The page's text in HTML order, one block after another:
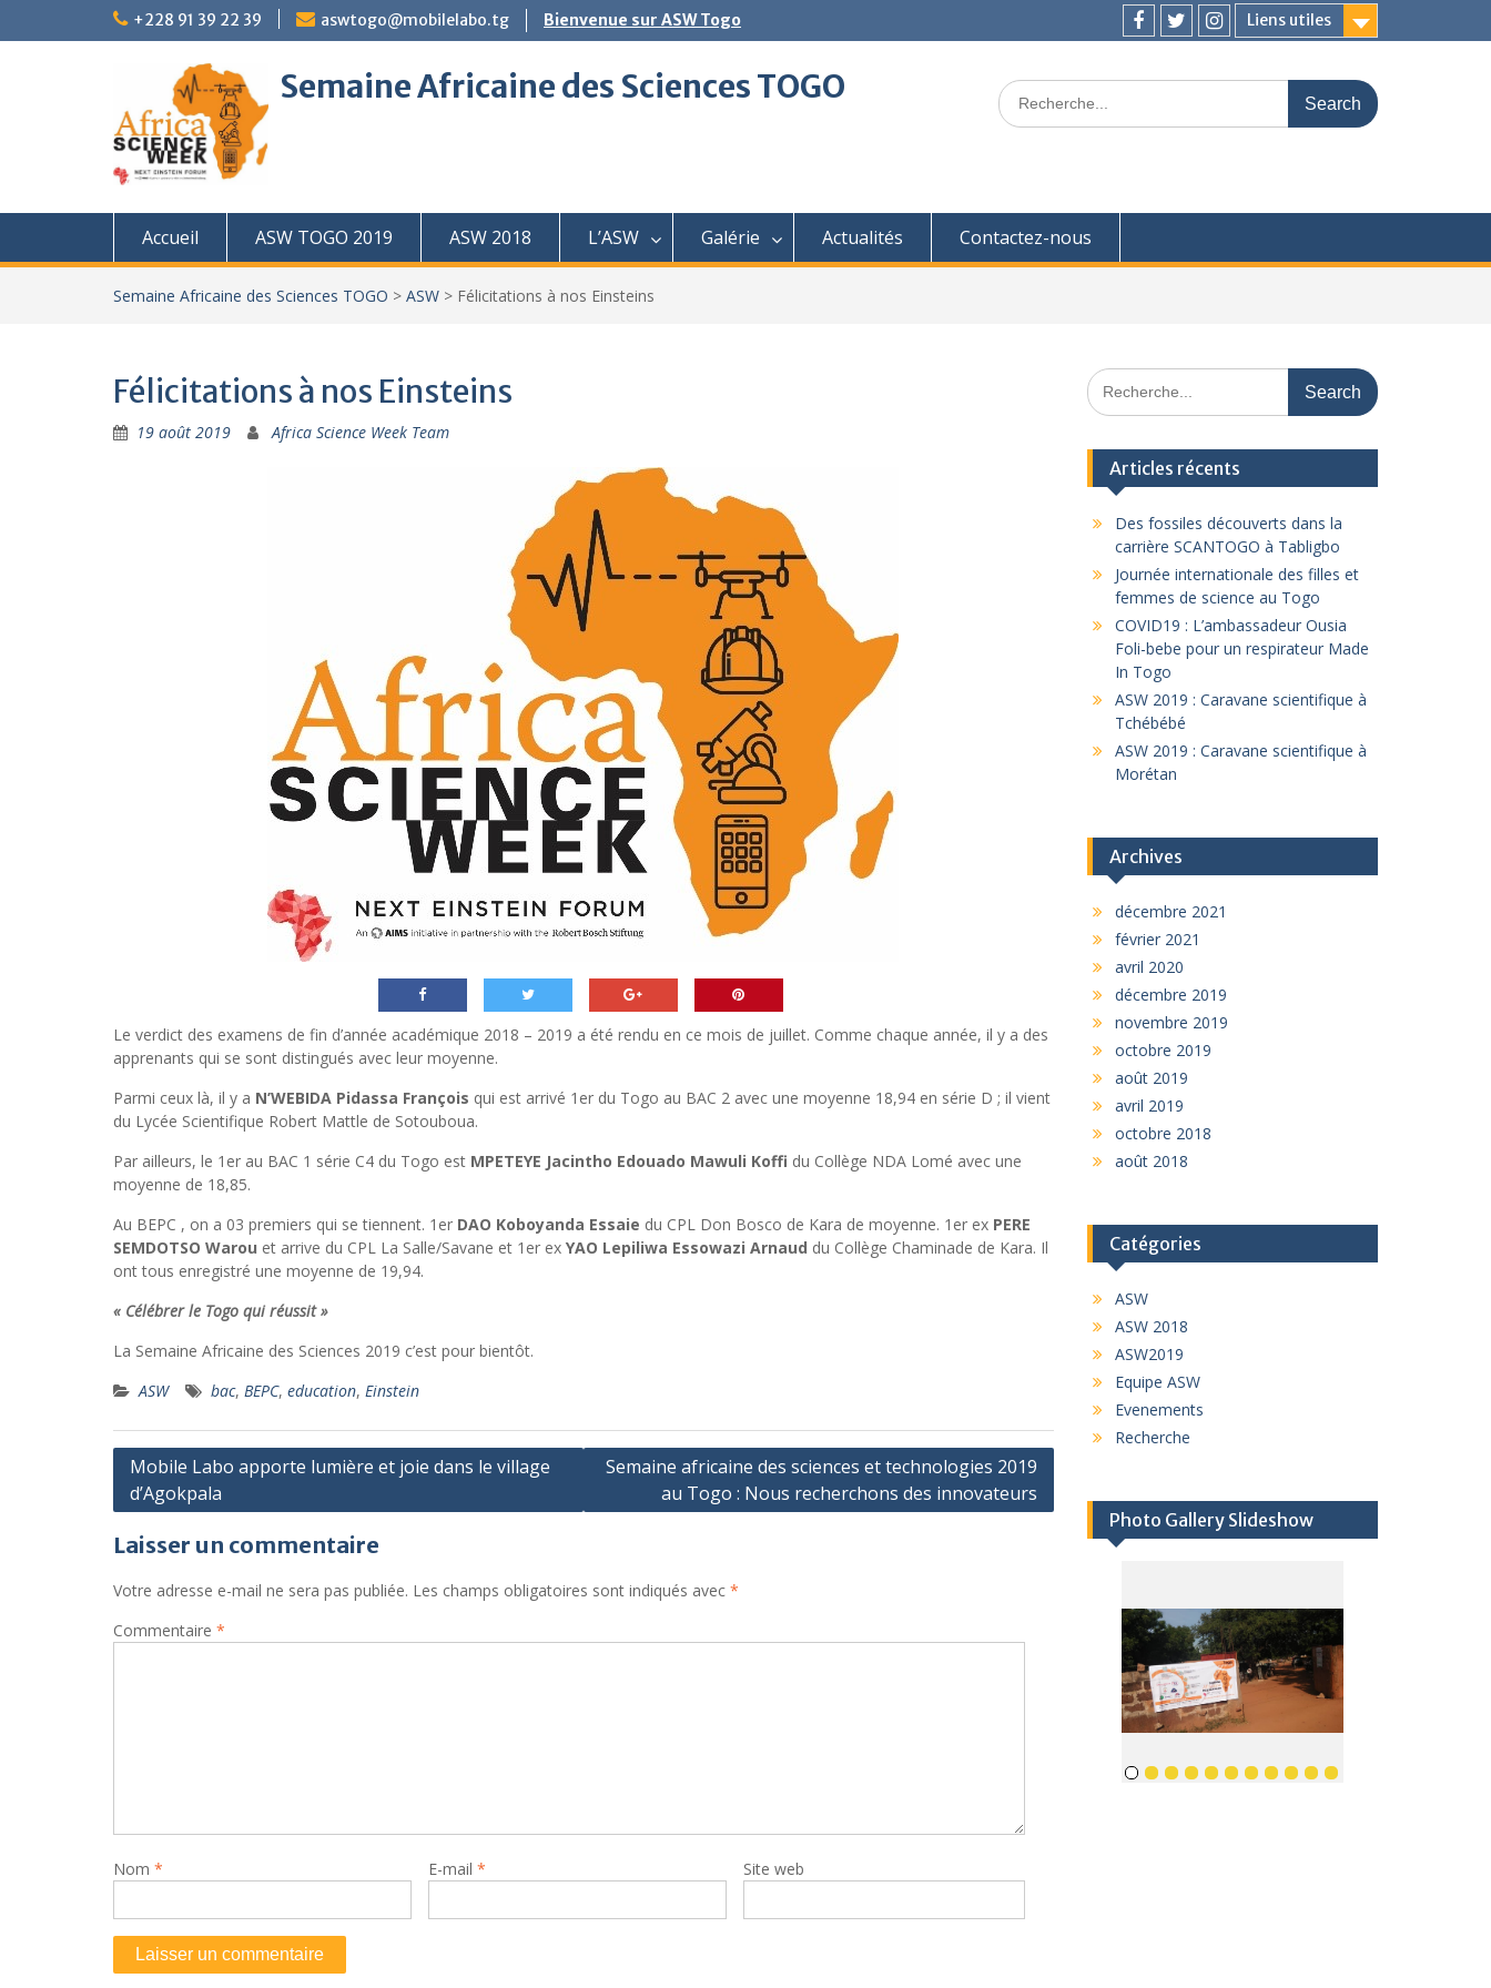
+228 91 39 22 39 aswtogo@mobilelabo.tg Bienvenue sur ASW Togo
Liens utiles
Facebook
TwitterInstagram
Semaine Africaine des Sciences TOGO
Search
for:
Accueil ASW TOGO 2019 ASW 2018 L’ASW Galérie Actualités Contactez-nous
Semaine Africaine des Sciences TOGO > ASW > Félicitations à nos Einsteins
Félicitations à nos Einsteins
19 août 2019 Africa Science Week Team
Le verdict des examens de fin d’année académique 2018 – 2019 a été rendu en ce mois de juillet. Comme chaque année, il y a des
apprenants qui se sont distingués avec leur moyenne.
Parmi ceux là, il y a N’WEBIDA Pidassa François qui est arrivé 1er du Togo au BAC 2 avec une moyenne 18,94 en série D ; il vient
du Lycée Scientifique Robert Mattle de Sotouboua.
Par ailleurs, le 1er au BAC 1 série C4 du Togo est MPETEYE Jacintho Edouado Mawuli Koffi du Collège NDA Lomé avec une
moyenne de 18,85.
Au BEPC , on a 03 premiers qui se tiennent. 1er DAO Koboyanda Essaie du CPL Don Bosco de Kara de moyenne. 1er ex PERE
SEMDOTSO Warou et arrive du CPL La Salle/Savane et 1er ex YAO Lepiliwa Essowazi Arnaud du Collège Chaminade de Kara. Il
ont tous enregistré une moyenne de 19,94.
« Célébrer le Togo qui réussit »
La Semaine Africaine des Sciences 2019 c’est pour bientôt.
ASW
bac, BEPC, education, Einstein
Navigation
de
l’article
Mobile Labo apporte lumière et joie dans le village
d’Agokpala
Semaine africaine des sciences et technologies 2019
au Togo : Nous recherchons des innovateurs
Laisser un commentaire
Votre adresse e-mail ne sera pas publiée. Les champs obligatoires sont indiqués avec *
Commentaire *
Nom * E-mail * Site web
Search
for:
Articles récents
Des fossiles découverts dans la
carrière SCANTOGO à Tabligbo
Journée internationale des filles et
femmes de science au Togo
COVID19 : L’ambassadeur Ousia
Foli-bebe pour un respirateur Made
In Togo
ASW 2019 : Caravane scientifique à
Tchébébé
ASW 2019 : Caravane scientifique à
Morétan
Archives
décembre 2021
février 2021
avril 2020
décembre 2019
novembre 2019
octobre 2019
août 2019
avril 2019
octobre 2018
août 2018
Catégories
ASW
ASW 2018
ASW2019
Equipe ASW
Evenements
Recherche
Photo Gallery Slideshow